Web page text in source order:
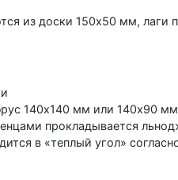
из доски 150х50 мм, лаги
140x140 мм или 140х90
прокладывается
в «теплый угол»